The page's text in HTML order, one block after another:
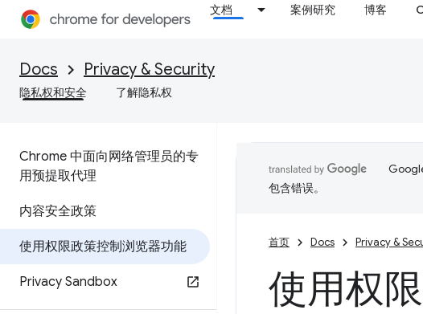
文档 案例研究 博客
Docs Privacy & Security
隐私权和安全 了解隐私权
Chrome 中面向网络管理员的专
用预提取代理
内容安全政策
使用权限政策控制浏览器功能
Privacy Sandbox
包含错误。
首页 Docs Privacy &
使用权